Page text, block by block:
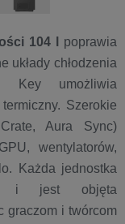
104 l
poprawia
układy chłodzenia
Key umożliwia
Szerokie
Aura Sync)
wentylatorów,
Każda jednostka
i jest objęta
graczom i twórcom